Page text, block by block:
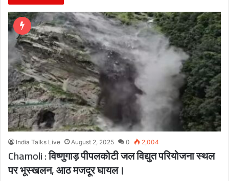
India Talks Live August 2, 2025 0 2,004
Chamoli : विष्णुगाड़ पीपलकोटी जल विद्युत परियोजना स्थल
पर भूस्खलन, आठ मजदूर घायल।